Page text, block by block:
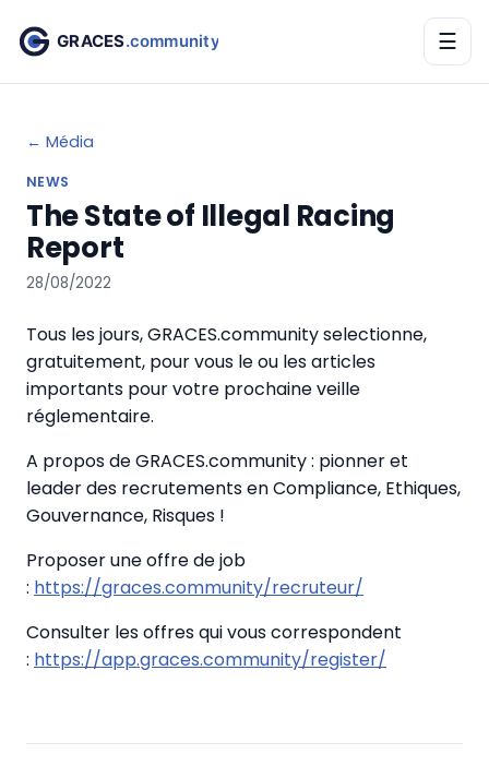
☰
← Média
NEWS
The State of Illegal Racing
Report
28/08/2022
Tous les jours, GRACES.community selectionne,
gratuitement, pour vous le ou les articles
importants pour votre prochaine veille
réglementaire.
A propos de GRACES.community : pionner et
leader des recrutements en Compliance, Ethiques,
Gouvernance, Risques !
Proposer une offre de job
: https://graces.community/recruteur/
Consulter les offres qui vous correspondent
: https://app.graces.community/register/